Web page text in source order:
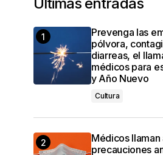
Prevenga las
pólvora,
diarreas, el
médicos para
y Año Nuevo
Cultura
Médicos llaman
precauciones